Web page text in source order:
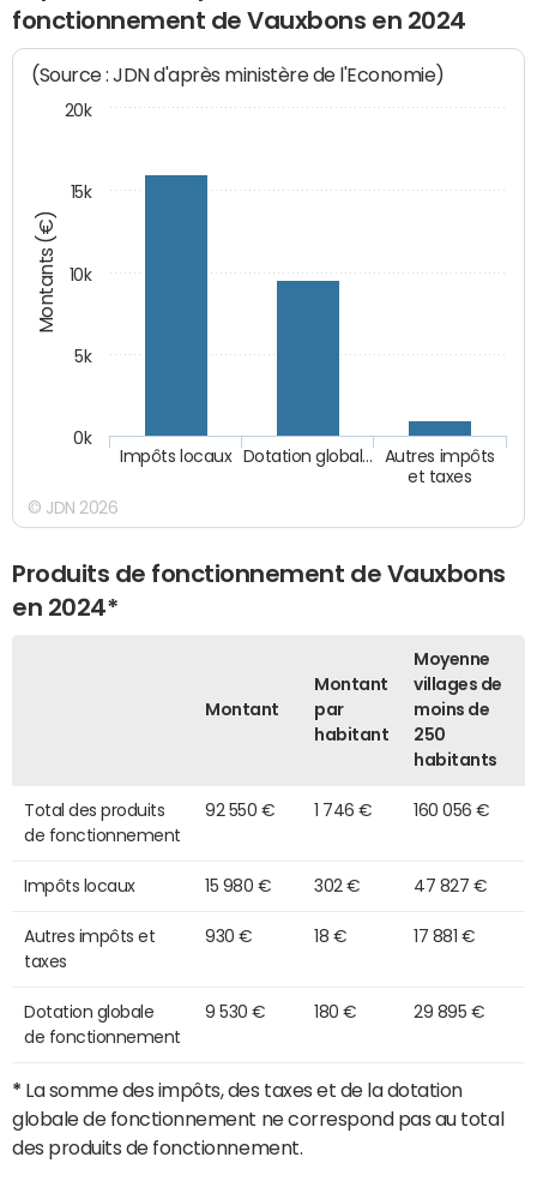
fonctionnement de Vauxbons en 2024
Montants (€)
(Source : JDN d'après ministère de l'Economie)
Autres impôts
et taxes
Dotation global…
Impôts locaux
0k
5k
10k
15k
20k
© JDN 2026
Produits de fonctionnement de Vauxbons
en 2024*
Montant
Montant
par
habitant
Moyenne
villages de
moins de
250
habitants
Total des produits
de fonctionnement
92 550 € 1 746 € 160 056 €
Impôts locaux 15 980 € 302 € 47 827 €
Autres impôts et
taxes
930 € 18 € 17 881 €
Dotation globale
de fonctionnement
9 530 € 180 € 29 895 €
* La somme des impôts, des taxes et de la dotation
globale de fonctionnement ne correspond pas au total
des produits de fonctionnement.